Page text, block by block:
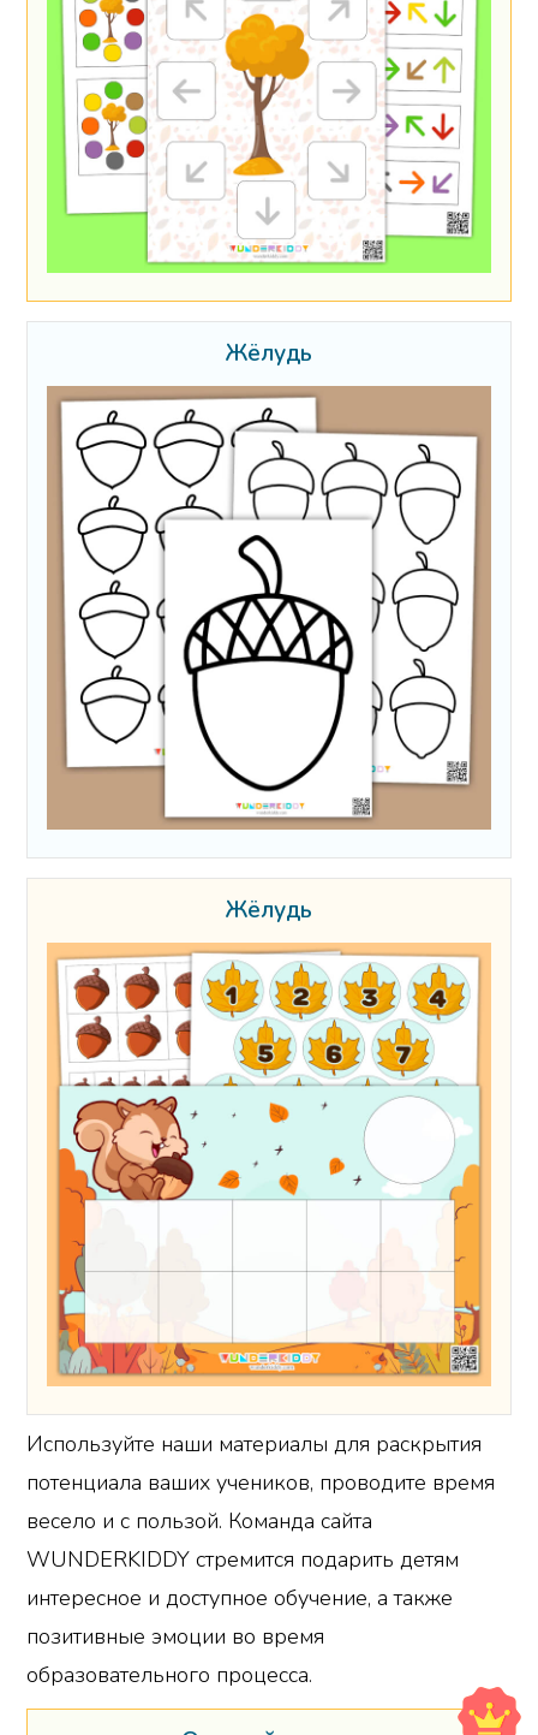
Жёлудь
Жёлудь
Используйте наши материалы для раскрытия
потенциала ваших учеников, проводите время
весело и с пользой. Команда сайта
WUNDERKIDDY стремится подарить детям
интересное и доступное обучение, а также
позитивные эмоции во время
образовательного процесса.